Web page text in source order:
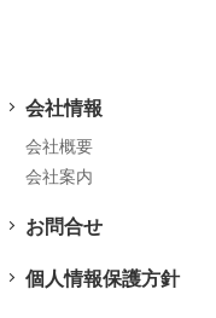
会社情報
会社概要
会社案内
お問合せ
個人情報保護方針